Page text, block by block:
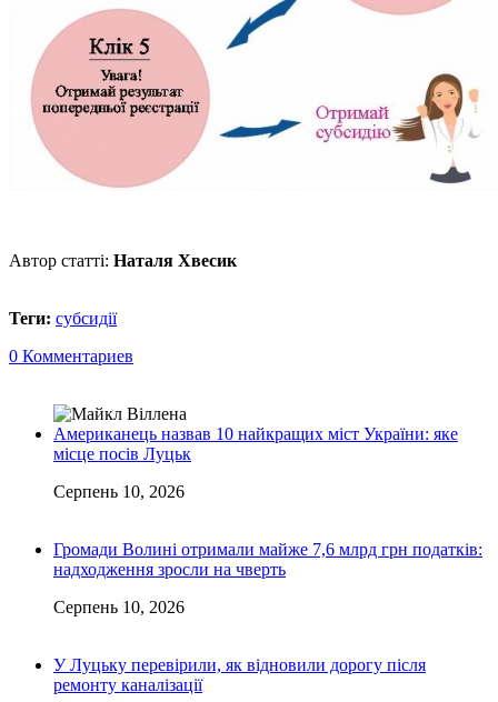
Автор статті: Наталя Хвесик
Теги: субсидії
0 Комментариев
Американець назвав 10 найкращих міст України: яке
місце посів Луцьк
Серпень 10, 2026
Громади Волині отримали майже 7,6 млрд грн податків:
надходження зросли на чверть
Серпень 10, 2026
У Луцьку перевірили, як відновили дорогу після
ремонту каналізації